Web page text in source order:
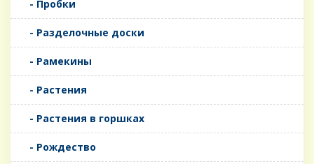
- Пробки
- Разделочные доски
- Рамекины
- Растения
- Растения в горшках
- Рождество